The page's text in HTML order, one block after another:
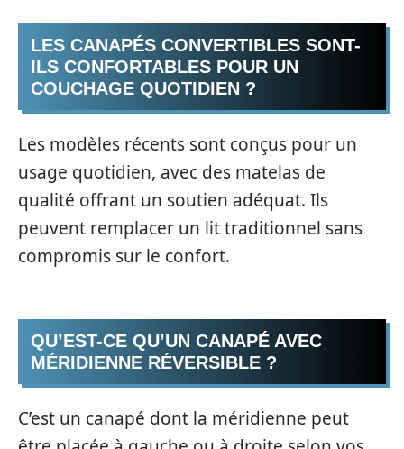
LES CANAPÉS CONVERTIBLES SONT-
ILS CONFORTABLES POUR UN
COUCHAGE QUOTIDIEN ?
Les modèles récents sont conçus pour un
usage quotidien, avec des matelas de
qualité offrant un soutien adéquat. Ils
peuvent remplacer un lit traditionnel sans
compromis sur le confort.
QU’EST-CE QU’UN CANAPÉ AVEC
MÉRIDIENNE RÉVERSIBLE ?
C’est un canapé dont la méridienne peut